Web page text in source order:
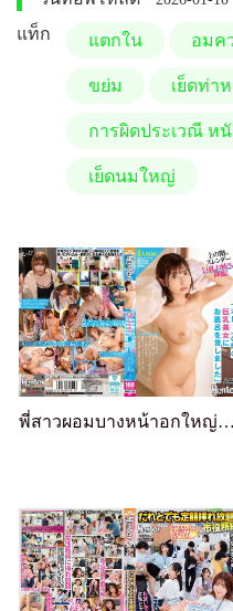
แท็ก แตกใน อมค
ขย่ม เย็ดท่า
การผิดประเวณี ห
เย็ดนมใหญ่
พี่สาวผอมบางหน้าอกใหญ่จากชั้นบนปรากฏตัว! "วันนี้ฉันยืมห้องน้ำให้กับสาวหน้าอกใหญ่จากชั้นบน" ดูเหมือนว่าห้องน้ำในห้องของเธอเสีย ดังนั้นเมื่อฉันช่วยเธอ เธอให้ฉันมีเซ็กส์รุนแรงกับเธอทันทีหลังอาบน้ำ ยังเปียกชุ่ม ช่วงบ่ายที่เหตุผลของฉันก็พังทลายเช่นกัน